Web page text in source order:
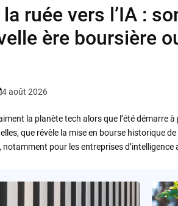
ruée vers l’IA :
ère boursière
4 août 2026
la planète tech alors que l’été démarre
que révèle la mise en bourse historique
notamment pour les entreprises